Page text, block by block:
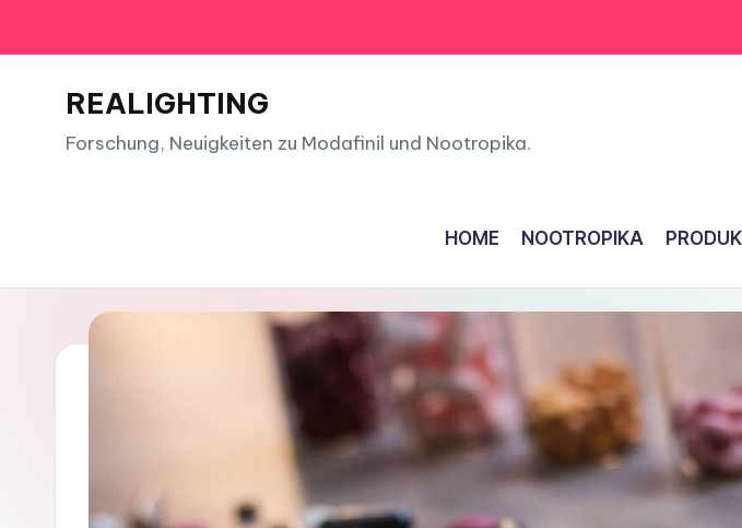
Skip
contentREALIGHTING
Forschung, Neuigkeiten zu Modafinil und Nootropika.
HOME NOOTROPIKA